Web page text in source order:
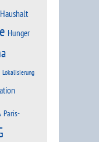
Haushalt
Hunger
Lokalisierung
Paris-